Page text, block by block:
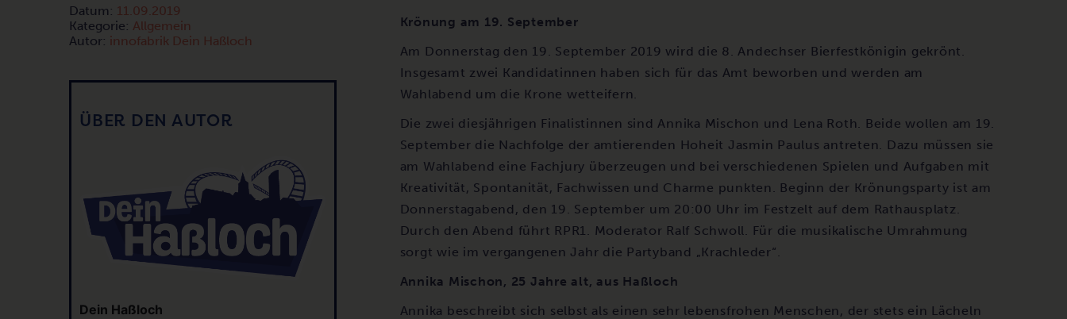
Datum: 11.09.2019
Kategorie: Allgemein
Autor: innofabrik Dein Haßloch
ÜBER DEN AUTOR
Dein Haßloch
Krönung am 19. September
Am Donnerstag den 19. September 2019 wird die 8. Andechser Bierfestkönigin gekrönt.
Insgesamt zwei Kandidatinnen haben sich für das Amt beworben und werden am
Wahlabend um die Krone wetteifern.
Die zwei diesjährigen Finalistinnen sind Annika Mischon und Lena Roth. Beide wollen am 19.
September die Nachfolge der amtierenden Hoheit Jasmin Paulus antreten. Dazu müssen sie
am Wahlabend eine Fachjury überzeugen und bei verschiedenen Spielen und Aufgaben mit
Kreativität, Spontanität, Fachwissen und Charme punkten. Beginn der Krönungsparty ist am
Donnerstagabend, den 19. September um 20:00 Uhr im Festzelt auf dem Rathausplatz.
Durch den Abend führt RPR1. Moderator Ralf Schwoll. Für die musikalische Umrahmung
sorgt wie im vergangenen Jahr die Partyband „Krachleder“.
Annika Mischon, 25 Jahre alt, aus Haßloch
Annika beschreibt sich selbst als einen sehr lebensfrohen Menschen, der stets ein Lächeln